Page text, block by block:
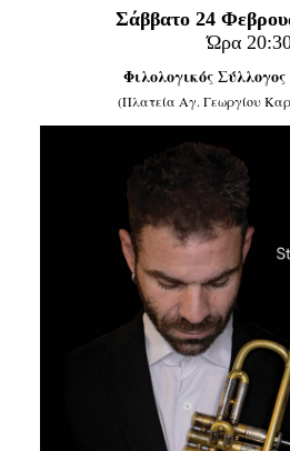
Πληροφορίες
Είσοδος διαχειριστή
Σάββατο 24
Ώρα
Φιλολογικός
(Πλατεία Αγ. Γεωργίου